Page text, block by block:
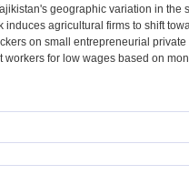
geographic variation in the
agricultural firms to shift
on small entrepreneurial private
for low wages based on